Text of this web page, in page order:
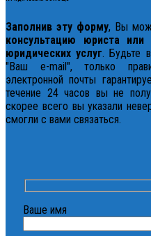
Заполнив эту форму, Вы
консультацию юриста
юридических услуг. Будьте
"Ваш e-mail", только
электронной почты
течение 24 часов вы не
скорее всего вы указали
смогли с вами связаться.
Ваше имя